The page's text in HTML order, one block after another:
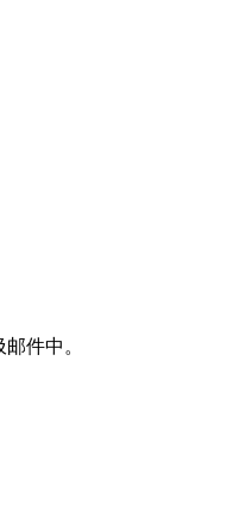
件中。